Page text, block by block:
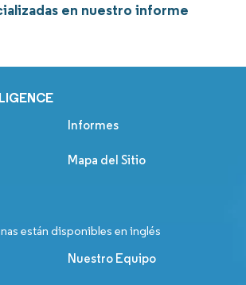
en nuestro informe
Informes
Mapa del Sitio
están disponibles en inglés
Nuestro Equipo